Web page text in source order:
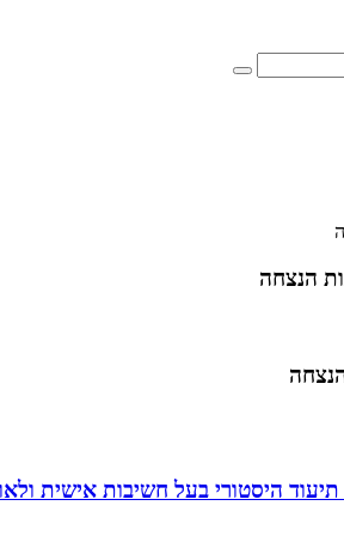
הנצחה
היסטורי בעל חשיבות אישית